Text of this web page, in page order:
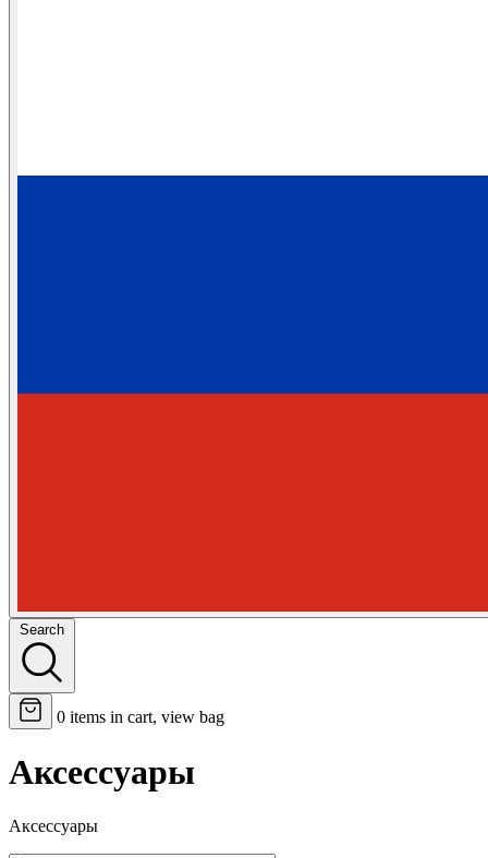
Search
0 items in cart, view bag
Аксессуары
Аксессуары